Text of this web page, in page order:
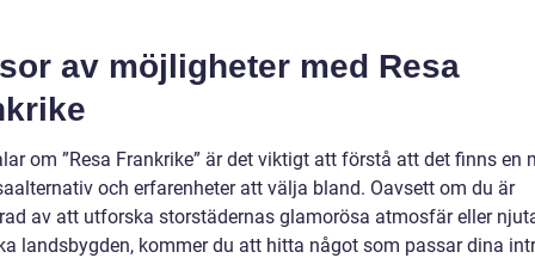
av möjligheter med Resa
om ”Resa Frankrike” är det viktigt att förstå att det finns en
och erfarenheter att välja bland. Oavsett om du är
av att utforska storstädernas glamorösa atmosfär eller
landsbygden, kommer du att hitta något som passar dina